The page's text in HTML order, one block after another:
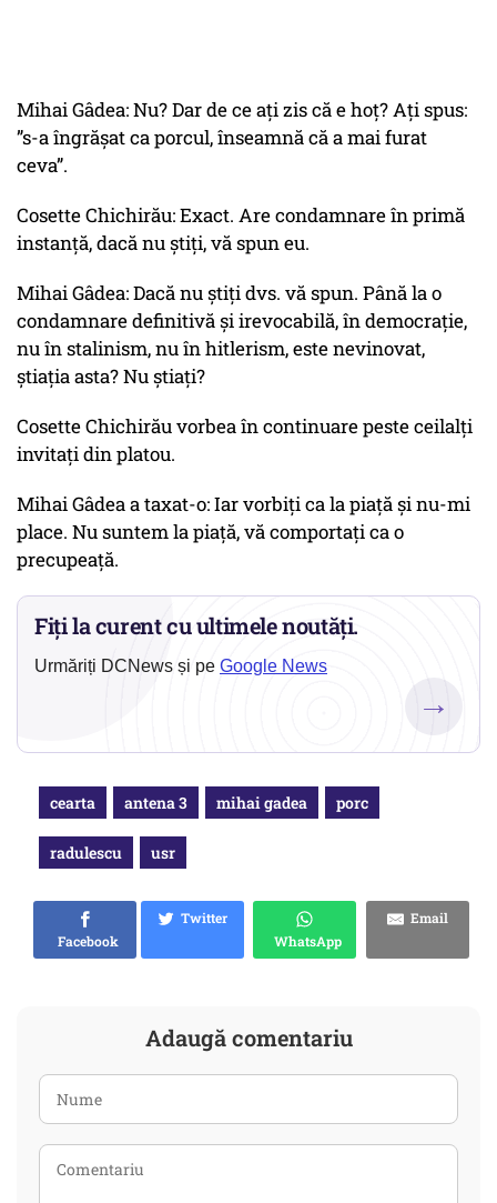
Mihai Gâdea: Nu? Dar de ce ați zis că e hoț? Ați spus:
”s-a îngrășat ca porcul, înseamnă că a mai furat
ceva”.
Cosette Chichirău: Exact. Are condamnare în primă
instanță, dacă nu știți, vă spun eu.
Mihai Gâdea: Dacă nu știți dvs. vă spun. Până la o
condamnare definitivă și irevocabilă, în democrație,
nu în stalinism, nu în hitlerism, este nevinovat,
știația asta? Nu știați?
Cosette Chichirău vorbea în continuare peste ceilalți
invitați din platou.
Mihai Gâdea a taxat-o: Iar vorbiți ca la piață și nu-mi
place. Nu suntem la piață, vă comportați ca o
precupeață.
Fiți la curent cu ultimele noutăți.
Urmăriți DCNews și pe Google News
→
cearta antena 3 mihai gadea porc
radulescu usr
Facebook
Twitter
WhatsApp
Email
Adaugă comentariu